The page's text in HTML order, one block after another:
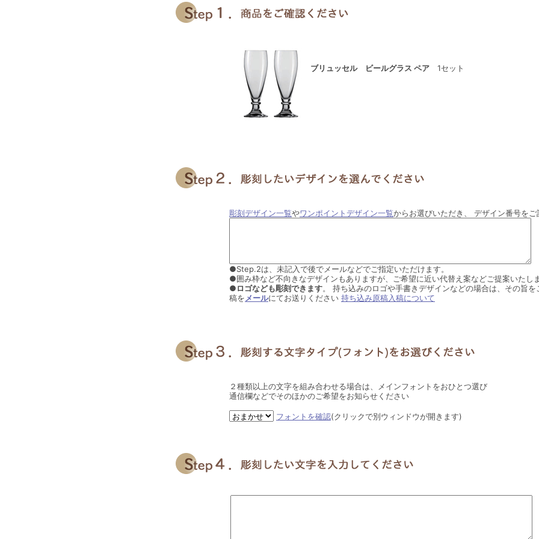
ブリュッセル ビールグラス ペア 1セット
彫刻デザイン一覧やワンポイントデザイン一覧からお選びいただき、 デザイン番号をご
●Step.2は、未記入で後でメールなどでご指定いただけます。
●囲み枠など不向きなデザインもありますが、ご希望に近い代替え案などご提案いたしま
●ロゴなども彫刻できます。 持ち込みのロゴや手書きデザインなどの場合は、その旨
稿を メールにてお送りください 持ち込み原稿入稿について
２種類以上の文字を組み合わせる場合は、メインフォントをおひとつ選び
通信欄などでそのほかのご希望をお知らせください
フォントを確認(クリックで別ウィンドウが開きます)